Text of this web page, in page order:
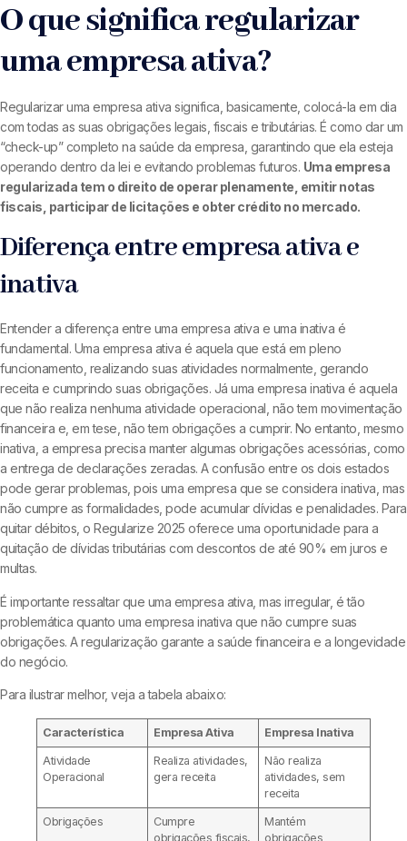
O que significa regularizar
uma empresa ativa?
Regularizar uma empresa ativa significa, basicamente, colocá-la em dia
com todas as suas obrigações legais, fiscais e tributárias. É como dar um
“check-up” completo na saúde da empresa, garantindo que ela esteja
operando dentro da lei e evitando problemas futuros. Uma empresa
regularizada tem o direito de operar plenamente, emitir notas
fiscais, participar de licitações e obter crédito no mercado.
Diferença entre empresa ativa e
inativa
Entender a diferença entre uma empresa ativa e uma inativa é
fundamental. Uma empresa ativa é aquela que está em pleno
funcionamento, realizando suas atividades normalmente, gerando
receita e cumprindo suas obrigações. Já uma empresa inativa é aquela
que não realiza nenhuma atividade operacional, não tem movimentação
financeira e, em tese, não tem obrigações a cumprir. No entanto, mesmo
inativa, a empresa precisa manter algumas obrigações acessórias, como
a entrega de declarações zeradas. A confusão entre os dois estados
pode gerar problemas, pois uma empresa que se considera inativa, mas
não cumpre as formalidades, pode acumular dívidas e penalidades. Para
quitar débitos, o Regularize 2025 oferece uma oportunidade para a
quitação de dívidas tributárias com descontos de até 90% em juros e
multas.
É importante ressaltar que uma empresa ativa, mas irregular, é tão
problemática quanto uma empresa inativa que não cumpre suas
obrigações. A regularização garante a saúde financeira e a longevidade
do negócio.
Para ilustrar melhor, veja a tabela abaixo:
Característica Empresa Ativa Empresa Inativa
Atividade
Operacional
Realiza atividades,
gera receita
Não realiza
atividades, sem
receita
Obrigações
Cumpre
obrigações fiscais,
Mantém
obrigações